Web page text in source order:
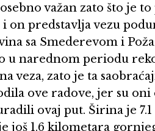
važan zato što je
predstavlja vezu
sa Smederevom i
u narednom periodu
veza, zato je ta
ove radove, jer su
ovaj put. Širina je
još 1.6 kilometara